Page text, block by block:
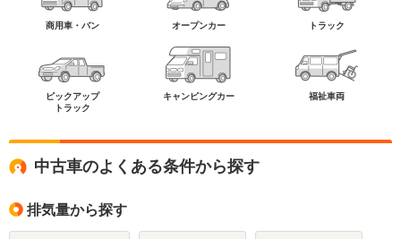
商用車・バン オープンカー トラック
ピックアップ
トラック
キャンピングカー 福祉車両
中古車のよくある条件から探す
排気量から探す